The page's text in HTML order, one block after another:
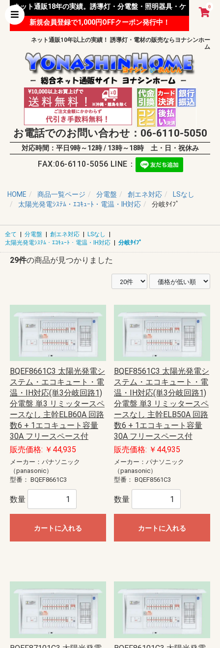
0
ネット通販18年の実績。誘導灯・分電盤・照明器具・ケ
ーブル等 様々な資材を取り扱っています。
新規会員登録で1,000円OFFクーポン発行中！
ネット通販10年以上の実績！ 誘導灯・電材の販売ならヨナシンホー
ム
お電話でのお問い合わせ：06-6110-5050
対応時間：平日9時～12時 / 13時～18時 土・日・祝休み
FAX:06-6110-5056 LINE：
HOME 商品一覧ページ 分電盤 創エネ対応
LSなし
太陽光発電ｼｽﾃﾑ・ｴｺｷｭｰﾄ・電温・IH対応
分岐ﾀｲﾌﾟ
全て | 分電盤 | 創エネ対応 | LSなし
|
太陽光発電ｼｽﾃﾑ・ｴｺｷｭｰﾄ・電温・IH対応 | 分岐ﾀｲﾌﾟ
29件の商品が見つかりました
BQEF8661C3 太陽光発電シ
ステム・エコキュート・電
温・IH対応(単3分岐回路1)
分電盤 単3 リミッタースペ
ースなし 主幹ELB60A 回路
数6 + 1エコキュート容量
30A フリースペース付
販売価格: ￥44,935
メーカー：パナソニック
（panasonic）
型番： BQEF8661C3
数量
カートに入れる
BQEF8561C3 太陽光発電シ
ステム・エコキュート・電
温・IH対応(単3分岐回路1)
分電盤 単3 リミッタースペ
ースなし 主幹ELB50A 回路
数6 + 1エコキュート容量
30A フリースペース付
販売価格: ￥44,935
メーカー：パナソニック
（panasonic）
型番： BQEF8561C3
数量
カートに入れる